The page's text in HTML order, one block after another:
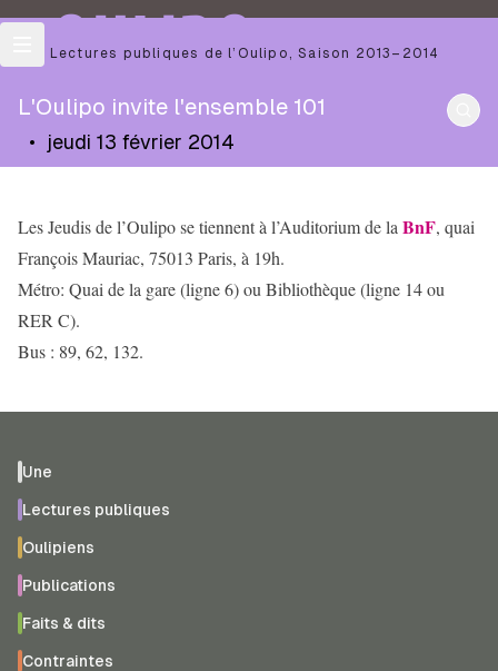
OULIPO
Les Lectures publiques de l’Oulipo ,Saison 2013–2014
L'Oulipo invite l'ensemble 101
• jeudi 13 février 2014
Les Jeudis de l’Oulipo se tiennent à l’Auditorium de la BnF, quai
François Mauriac, 75013 Paris, à 19h.
Métro: Quai de la gare (ligne 6) ou Bibliothèque (ligne 14 ou
RER C).
Bus : 89, 62, 132.
Une
Lectures publiques
Oulipiens
Publications
Faits & dits
Contraintes